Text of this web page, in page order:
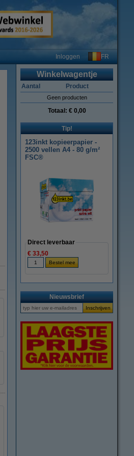
Inloggen FR
Winkelwagentje
Aantal Product
Geen producten
Totaal: € 0,00
Tip!
123inkt kopieerpapier -
2500 vellen A4 - 80 g/m²
FSC®
Direct leverbaar
€ 33,50
Nieuwsbrief